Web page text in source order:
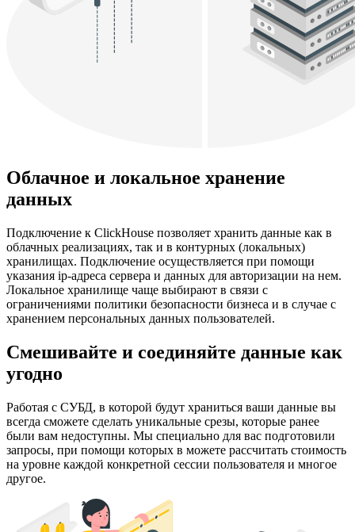
Облачное и локальное хранение
данных
Подключение к ClickHouse позволяет хранить данные как в
облачных реализациях, так и в контурных (локальных)
хранилищах. Подключение осуществляется при помощи
указания ip-адреса сервера и данных для авторизации на нем.
Локальное хранилище чаще выбирают в связи с
ограничениями политики безопасности бизнеса и в случае с
хранением персональных данных пользователей.
Смешивайте и соединяйте данные как
угодно
Работая с СУБД, в которой будут храниться ваши данные вы
всегда сможете сделать уникальные срезы, которые ранее
были вам недоступны. Мы специально для вас подготовили
запросы, при помощи которых в можете рассчитать стоимость
на уровне каждой конкретной сессии пользователя и многое
другое.